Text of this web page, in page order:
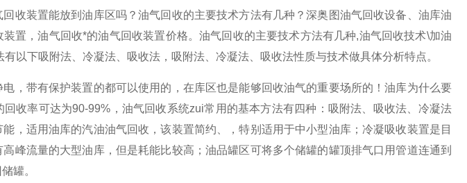
收装置能放到油库区吗？油气回收的主要技术方法有几种？深奥图油气回收设备、油库油
置，油气回收*的油气回收装置价格。油气回收的主要技术方法有几种,油气回收技术\加油
以下吸附法、冷凝法、吸收法，吸附法、冷凝法、吸收法性质与技术做具体分析特点。
，带有保护装置的都可以使用的，在库区也是能够回收油气的重要场所的！油库为什么要
收率可达为90-99%，油气回收系统zui常用的基本方法有四种：吸附法、吸收法、冷凝法
，适用油库的汽油油气回收，该装置简约、，特别适用于中小型油库；冷凝吸收装置是目
峰流量的大型油库，但是耗能比较高；油品罐区可将多个储罐的罐顶排气口用管道连通到
罐。